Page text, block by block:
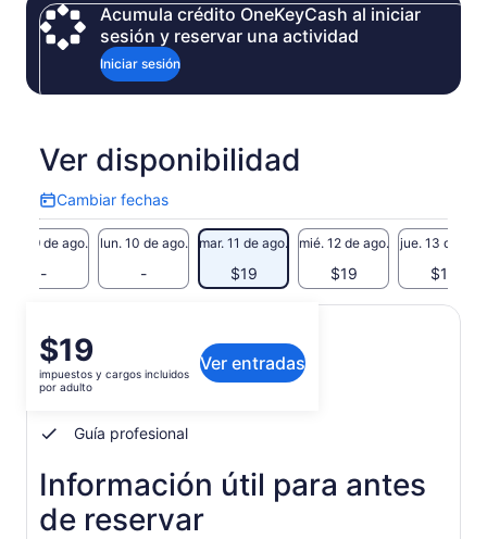
del tour.
Acumula crédito OneKeyCash al iniciar
sesión y reservar una actividad
Iniciar sesión
Ver disponibilidad
Cambiar fechas
Cambiar
fechas
dom. 9 de ago.
-
lun. 10 de ago.
-
mar. 11 de ago.
$19
mié. 12 de ago.
$19
jue. 13 de ago.
$19
El
precio
es
$19.
adulto
$19
impuestos y cargos incluidos
por adulto
Ver entradas
Qué incluye o no
Guía profesional
Información útil para antes
de reservar